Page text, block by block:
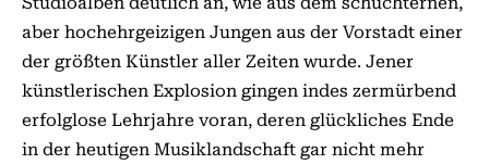
aber hochehrgeizigen Jungen aus der Vorstadt einer
der größten Künstler aller Zeiten wurde. Jener
künstlerischen Explosion gingen indes zermürbend
erfolglose Lehrjahre voran, deren glückliches Ende
in der heutigen Musiklandschaft gar nicht mehr